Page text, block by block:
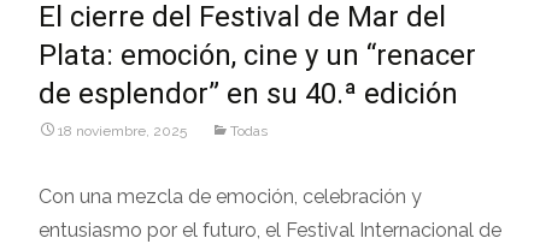
El cierre del Festival de Mar del
Plata: emoción, cine y un “renacer
de esplendor” en su 40.ª edición
18 noviembre, 2025 Todas
Con una mezcla de emoción, celebración y
entusiasmo por el futuro, el Festival Internacional de